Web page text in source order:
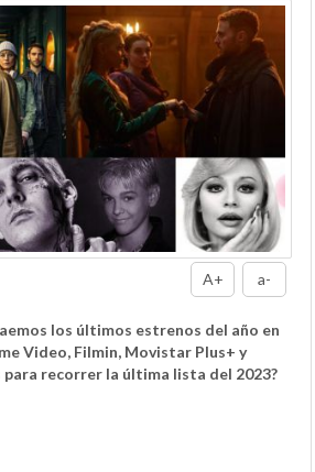
A+ a-
los últimos estrenos del año en
Video, Filmin, Movistar Plus+ y
para recorrer la última lista del 2023?